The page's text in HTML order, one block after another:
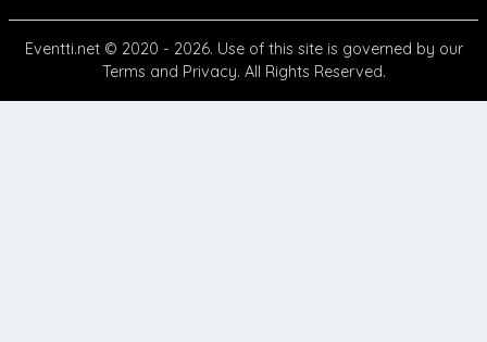
Eventti.net© 2020 - 2026. Use of this site is governed by our
Terms and Privacy. All Rights Reserved.